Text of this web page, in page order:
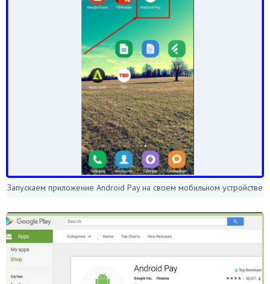
Запускаем приложение Android Pay на своем мобильном устройстве